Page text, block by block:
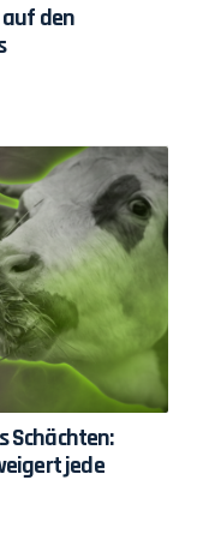
auf den
Schächten:
jede